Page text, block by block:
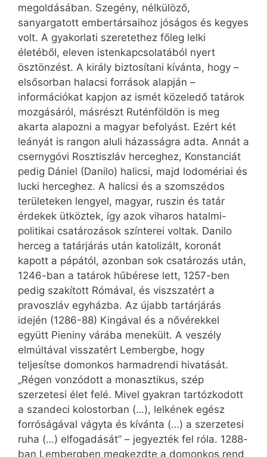
megoldásában. Szegény, nélkülöző,
sanyargatott embertársaihoz jóságos és kegyes
volt. A gyakorlati szeretethez főleg lelki
életéből, eleven istenkapcsolatából nyert
ösztönzést. A király biztosítani kívánta, hogy –
elsősorban halacsi források alapján –
információkat kapjon az ismét közeledő tatárok
mozgásáról, másrészt Ruténföldön is meg
akarta alapozni a magyar befolyást. Ezért két
leányát is rangon aluli házasságra adta. Annát a
csernygóvi Rosztiszláv herceghez, Konstanciát
pedig Dániel (Danilo) halicsi, majd lodomériai és
lucki herceghez. A halicsi és a szomszédos
területeken lengyel, magyar, ruszin és tatár
érdekek ütköztek, így azok viharos hatalmi-
politikai csatározások színterei voltak. Danilo
herceg a tatárjárás után katolizált, koronát
kapott a pápától, azonban sok csatározás után,
1246-ban a tatárok hűbérese lett, 1257-ben
pedig szakított Rómával, és viszszatért a
pravoszláv egyházba. Az újabb tartárjárás
idején (1286-88) Kingával és a nővérekkel
együtt Pieniny várába menekült. A veszély
elmúltával visszatért Lembergbe, hogy
teljesítse domonkos harmadrendi hivatását.
„Régen vonzódott a monasztikus, szép
szerzetesi élet felé. Mivel gyakran tartózkodott
a szandeci kolostorban (…), lelkének egész
forróságával vágyta és kívánta (…) a szerzetesi
ruha (…) elfogadását” – jegyezték fel róla. 1288-
ban Lembergben megkezdte a domonkos rend